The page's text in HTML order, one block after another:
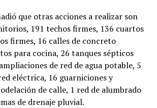
que otras acciones a realizar son
191 techos firmes, 136 cuartos
firmes, 16 calles de concreto
para cocina, 26 tanques sépticos
de red de agua potable, 5
eléctrica, 16 guarniciones y
de calle, 1 red de alumbrado
de drenaje pluvial.